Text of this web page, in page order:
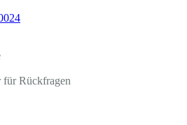
für Rückfragen